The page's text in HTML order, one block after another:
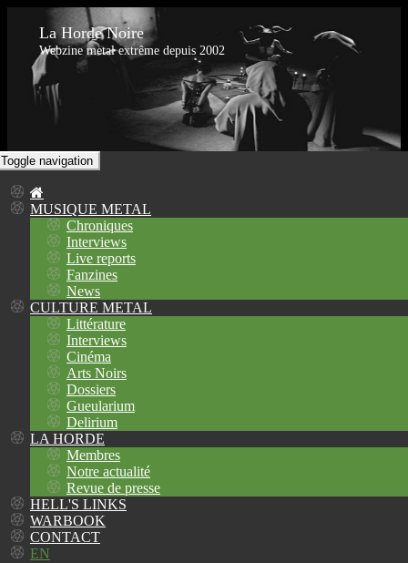
La Horde Noire
Webzine metal extrême depuis 2002
Toggle navigation
MUSIQUE METAL
Chroniques
Interviews
Live reports
Fanzines
News
CULTURE METAL
Littérature
Interviews
Cinéma
Arts Noirs
Dossiers
Gueularium
Delirium
LA HORDE
Membres
Notre actualité
Revue de presse
HELL'S LINKS
WARBOOK
CONTACT
EN